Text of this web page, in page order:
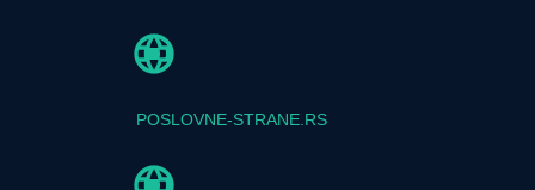
POSLOVNE-STRANE.RS